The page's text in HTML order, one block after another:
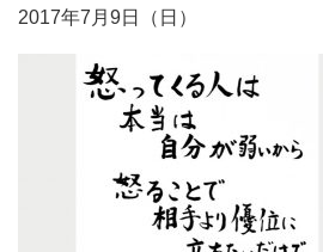
2017年7月9日（日）